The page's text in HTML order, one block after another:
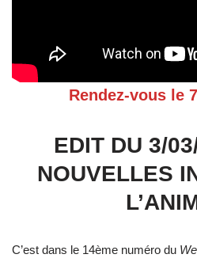
Rendez-vous le
EDIT DU 3/
NOUVELLES
C’est dans le 14ème numéro du